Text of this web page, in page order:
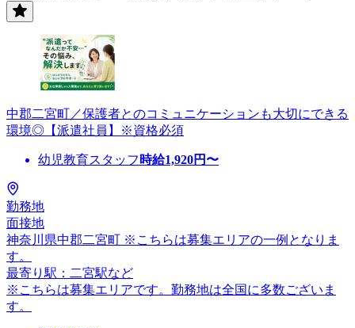
中郡二宮町／保護者とのコミュニケーションも大切にできる
環境◎【派遣社員】※資格必須
幼児教育スタッフ 時給1,920円〜
勤務地
面接地
神奈川県中郡二宮町 ※こちらは募集エリアの一例となりま
す。
最寄り駅：二宮駅など
※こちらは募集エリアです。勤務地は全国に多数ございま
す。